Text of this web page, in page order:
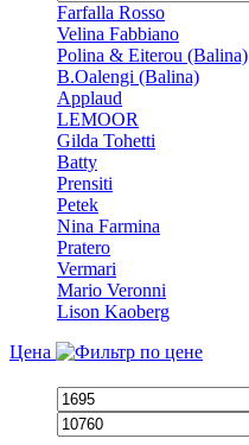
Farfalla Rosso
Velina Fabbiano
Polina & Eiterou (Balina)
B.Oalengi (Balina)
Applaud
LEMOOR
Gilda Tohetti
Batty
Prensiti
Petek
Nina Farmina
Pratero
Vermari
Mario Veronni
Lison Kaoberg
Цена